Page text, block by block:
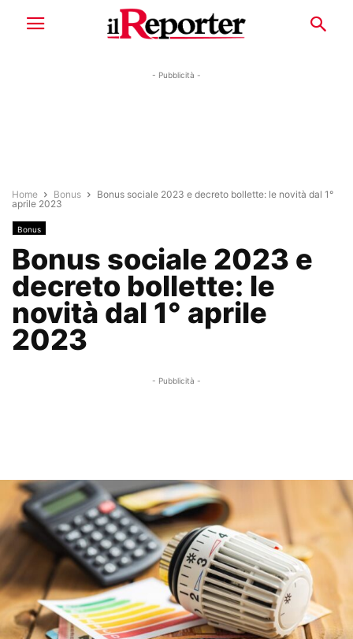
- Pubblicità -
Home Bonus
Bonus sociale 2023 e decreto bollette: le novità dal 1°
aprile 2023
Bonus
Bonus sociale 2023 e
decreto bollette: le
novità dal 1° aprile
2023
- Pubblicità -